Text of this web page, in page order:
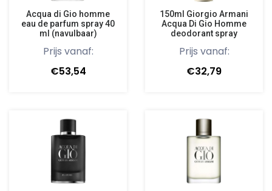
Acqua di Gio homme
eau de parfum spray 40
ml (navulbaar)
Prijs vanaf:
€53,54
150ml Giorgio Armani
Acqua Di Gio Homme
deodorant spray
Prijs vanaf:
€32,79